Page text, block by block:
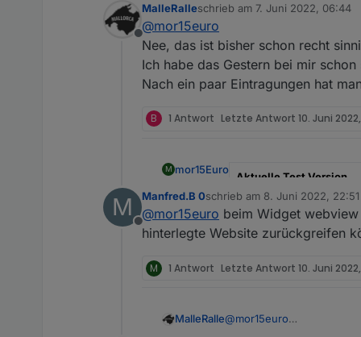
Offline
MalleRalleschrieb am 7. Juni 2022, 06:44
zuletzt editiert von
@mor15euro
Nee, das ist bisher schon recht
Ich habe das Gestern bei mir
Nach ein paar Eintragungen hat
B 1 Antwort Letzte Antwort 10. Juni
M mor15Euro
Aktuelle Test Version
Veröffentlichungsdatum
Github Link
App
ich habe meinen ersten
Sowohl der Adapter als
M
Offline
Manfred.B 0schrieb am 8. Juni 2022, 22:51
zuletzt editiert von
@mor15euro beim Widget
hinterlegte Website zurückgreifen
M 1 Antwort Letzte Antwort 10. Juni 2022,
MalleRalle@mor15euro